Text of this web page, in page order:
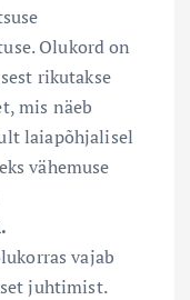
Olukord on
rikutakse
mis näeb
laiapõhjalisel
vähemuse
vajab
juhtimist.